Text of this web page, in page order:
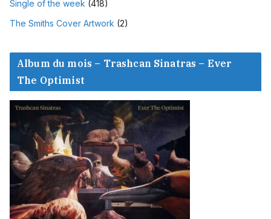
Single of the week (418)
The Smiths Cover Artwork (2)
Album du mois – Trashcan Sinatras – Ever
The Optimist